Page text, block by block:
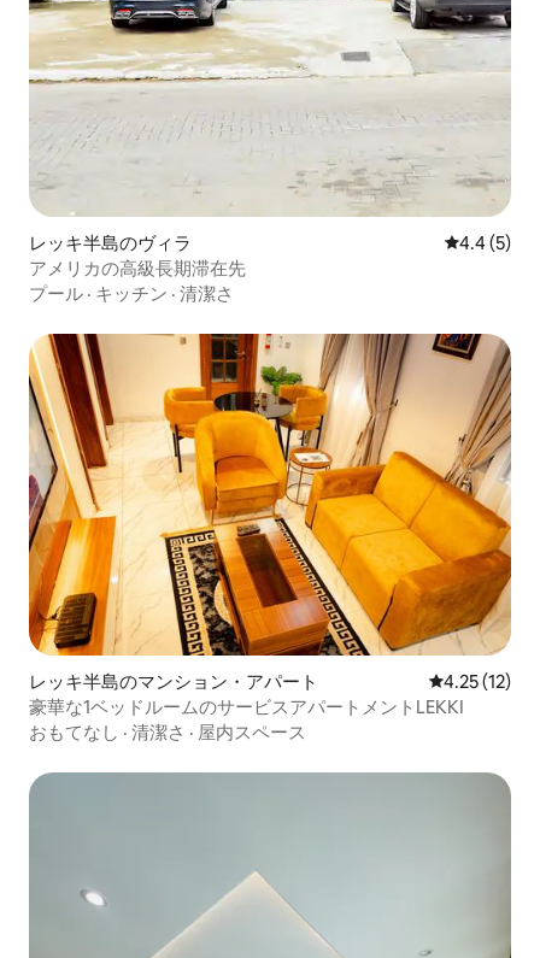
レッキ半島のヴィラ レビュー5
4.4 (5)
アメリカの高級長期滞在先
プール · キッチン · 清潔さ
レッキ半島のマンション・アパート レビュー12
4.25 (12)
豪華な1ベッドルームのサービスアパートメントLEKKI
おもてなし · 清潔さ · 屋内スペース